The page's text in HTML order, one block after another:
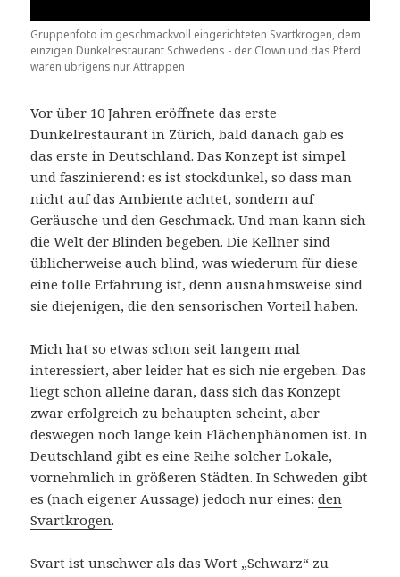
Gruppenfoto im geschmackvoll eingerichteten Svartkrogen, dem
einzigen Dunkelrestaurant Schwedens - der Clown und das Pferd
waren übrigens nur Attrappen
Vor über 10 Jahren eröffnete das erste
Dunkelrestaurant in Zürich, bald danach gab es
das erste in Deutschland. Das Konzept ist simpel
und faszinierend: es ist stockdunkel, so dass man
nicht auf das Ambiente achtet, sondern auf
Geräusche und den Geschmack. Und man kann sich
die Welt der Blinden begeben. Die Kellner sind
üblicherweise auch blind, was wiederum für diese
eine tolle Erfahrung ist, denn ausnahmsweise sind
sie diejenigen, die den sensorischen Vorteil haben.
Mich hat so etwas schon seit langem mal
interessiert, aber leider hat es sich nie ergeben. Das
liegt schon alleine daran, dass sich das Konzept
zwar erfolgreich zu behaupten scheint, aber
deswegen noch lange kein Flächenphänomen ist. In
Deutschland gibt es eine Reihe solcher Lokale,
vornehmlich in größeren Städten. In Schweden gibt
es (nach eigener Aussage) jedoch nur eines:den
Svartkrogen.
Svart ist unschwer als das Wort „Schwarz“ zu